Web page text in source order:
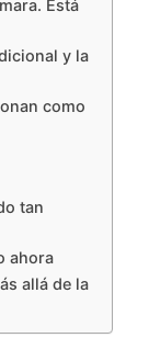
Está
y la
como
tan
ahora
allá de la